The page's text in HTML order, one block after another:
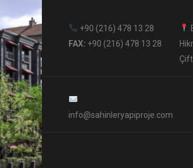
+90 (216) 478 13 28
FAX: +90 (216) 478 13 28
info@sahinleryapiproje.com